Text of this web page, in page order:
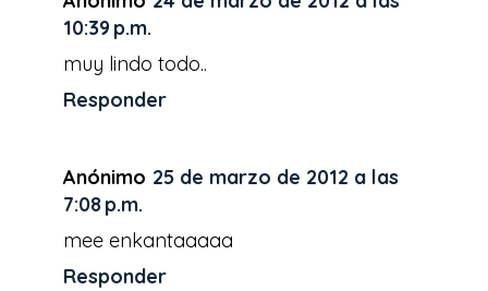
10:39 p.m.
muy lindo todo..
Responder
Anónimo 25 de marzo de 2012 a las
7:08 p.m.
mee enkantaaaaa
Responder